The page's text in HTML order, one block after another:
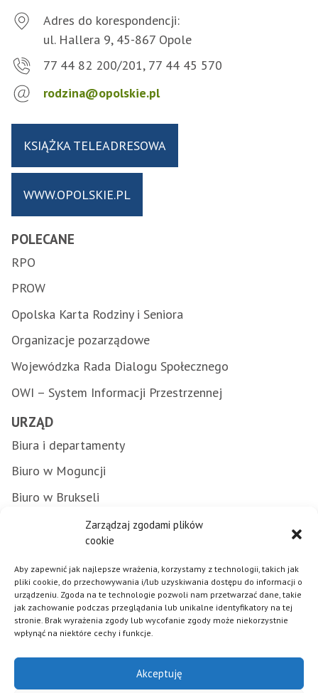
Zarządzaj zgodami plików
cookie
Aby zapewnić jak najlepsze wrażenia, korzystamy z technologii, takich jak
pliki cookie, do przechowywania i/lub uzyskiwania dostępu do informacji o
urządzeniu. Zgoda na te technologie pozwoli nam przetwarzać dane, takie
jak zachowanie podczas przeglądania lub unikalne identyfikatory na tej
stronie. Brak wyrażenia zgody lub wycofanie zgody może niekorzystnie
wpłynąć na niektóre cechy i funkcje.
Akceptuję
Adres do korespondencji:
ul. Hallera 9, 45-867 Opole
77 44 82 200/201, 77 44 45 570
rodzina@opolskie.pl
KSIĄŻKA TELEADRESOWA
WWW.OPOLSKIE.PL
POLECANE
RPO
PROW
Opolska Karta Rodziny i Seniora
Organizacje pozarządowe
Wojewódzka Rada Dialogu Społecznego
OWI – System Informacji Przestrzennej
URZĄD
Biura i departamenty
Biuro w Moguncji
Biuro w Brukseli
Załatwianie spraw w urzędzie
Zamówienia publiczne
Punkty Informacyjne FE
Praca w urzędzie